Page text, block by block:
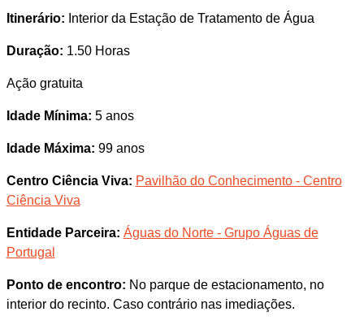
Itinerário: Interior da Estação de Tratamento de Água
Duração: 1.50 Horas
Ação gratuita
Idade Mínima: 5 anos
Idade Máxima: 99 anos
Centro Ciência Viva: Pavilhão do Conhecimento - Centro
Ciência Viva
Entidade Parceira: Águas do Norte - Grupo Águas de
Portugal
Ponto de encontro: No parque de estacionamento, no
interior do recinto. Caso contrário nas imediações.